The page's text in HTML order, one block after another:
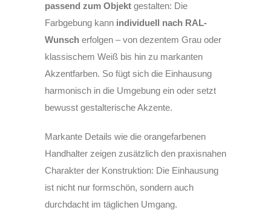
passend zum Objekt gestalten: Die
Farbgebung kann individuell nach RAL-
Wunsch erfolgen – von dezentem Grau oder
klassischem Weiß bis hin zu markanten
Akzentfarben. So fügt sich die Einhausung
harmonisch in die Umgebung ein oder setzt
bewusst gestalterische Akzente.
Markante Details wie die orangefarbenen
Handhalter zeigen zusätzlich den praxisnahen
Charakter der Konstruktion: Die Einhausung
ist nicht nur formschön, sondern auch
durchdacht im täglichen Umgang.